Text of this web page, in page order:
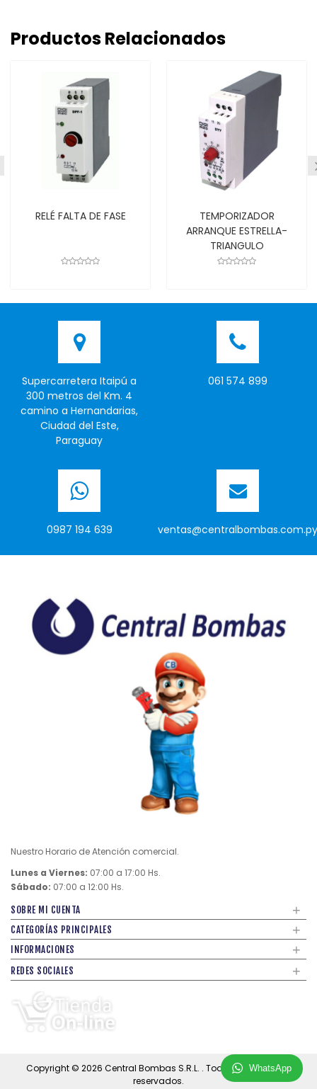
Productos Relacionados
RELÉ FALTA DE FASE
TEMPORIZADOR
ARRANQUE ESTRELLA-
TRIANGULO
Supercarretera Itaipú a
300 metros del Km. 4
camino a Hernandarias,
Ciudad del Este,
Paraguay
061 574 899
0987 194 639 ventas@centralbombas.com.py
Nuestro Horario de Atención comercial.
Lunes a Viernes: 07:00 a 17:00 Hs.
Sábado: 07:00 a 12:00 Hs.
SOBRE MI CUENTA +
CATEGORÍAS PRINCIPALES +
INFORMACIONES +
REDES SOCIALES +
Copyright © 2026 Central Bombas S.R.L. . Todos los derechos
reservados.
WhatsApp